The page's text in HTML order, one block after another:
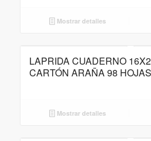
Mostrar detalles
LAPRIDA CUADERNO
CARTÓN ARAÑA 98
Mostrar detalles